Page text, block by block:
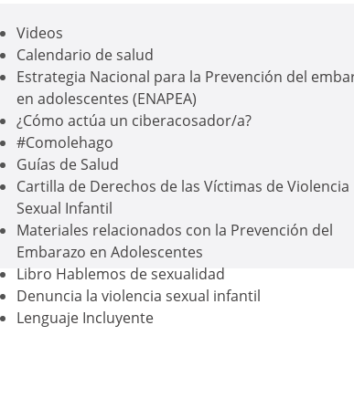
Videos
Calendario de salud
Estrategia Nacional para la Prevención del
en adolescentes (ENAPEA)
¿Cómo actúa un ciberacosador/a?
#Comolehago
Guías de Salud
Cartilla de Derechos de las Víctimas de Violencia
Sexual Infantil
Materiales relacionados con la Prevención del
Embarazo en Adolescentes
Libro Hablemos de sexualidad
Denuncia la violencia sexual infantil
Lenguaje Incluyente